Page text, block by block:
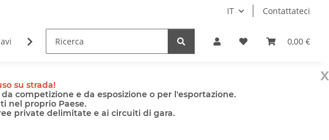
IT Contattateci
0,00 €
Pompe
x
su strada!
competizione e da esposizione o per l'esportazione.
nel proprio Paese.
private delimitate e ai circuiti di gara.